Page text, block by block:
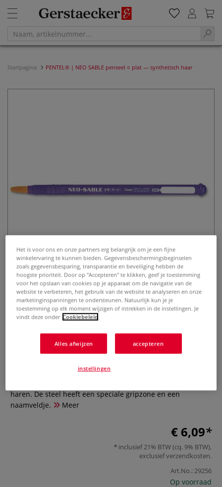
Startpagina PENTEL® | NEO SABLE penseel ○ plat — synthetisch haar
PENTEL® | NEO SABLE penseel ○
plat — synthetisch haar
0 Beoordeling
nylon haren zijn versmolten en direct verbonden met de
haren. De steel heeft een speciale gripzone en een
naamveldje.
Meer
€ 6,09
inclusief 21% BTW (cq. 9% BTW),
exclusiefverzendkosten.
Art.No.:29256
Op voorraad
Het is voor ons en onze partners erg belangrijk om je een fijne
winkelervaring te kunnen bieden. Gegevensbeschermingsbeginselen
zoals gegevensbesparing, transparantie en beveiliging hebben de
hoogste prioriteit. Door op "Accepteren" te klikken, geef je toestemming
voor het opslaan van cookies op je apparaat om de navigatie van de
website te verbeteren, het gebruik van de website te analyseren en onze
marketinginspanningen te ondersteunen. Natuurlijk kun je je
toestemming op elk moment wijzigen of intrekken in de instellingen. Je
vindt deze onder Cookiebeleid
Alles afwijzen accepteren
instellingen